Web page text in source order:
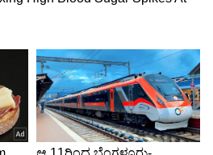
ಇದಲ್ಲದೆ, ಅವುಗಳನ್ನು ಪದೇ
ಅವುಗಳ ಎಲ್ಲಾ
ಜೊತೆಗೆ
48 ಗಂಟೆಗಳಿಗಿಂತ
ಬೇಯಿಸಿದ ಆಹಾರವನ್ನು